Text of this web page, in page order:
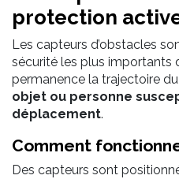
protection
Les capteurs d’obstacles
sécurité les plus importants
permanence la trajectoire
objet ou personne
déplacement.
Comment
Des capteurs sont